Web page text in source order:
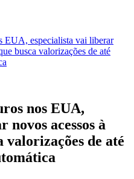
EUA, especialista vai liberar
busca valorizações de até
nos EUA,
acessos à
valorizações de até